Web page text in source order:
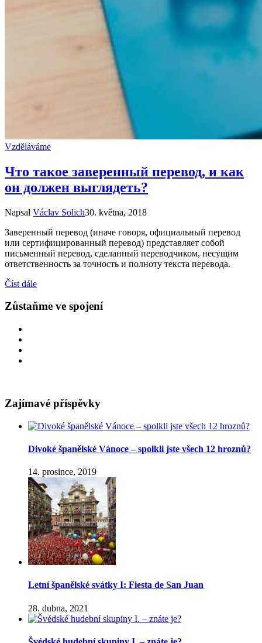
Vzděláváme
Что такое заверенный перевод, и как
он должен выглядеть?
Napsal Václav Solich30. května, 2018
Заверенный перевод (иначе говоря, официальный перевод
или сертифицированный перевод) представляет собой
письменный перевод, сделанный переводчиком, несущим
ответственность за точность и полноту текста перевода.
Číst dále
Zůstaňme ve spojení
Zajímavé příspěvky
Divoké španělské Vánoce – spolkli jste všech 12 hroznů?
14. prosince, 2019
Letní španělské svátky I: Fiesta de San Juan
28. dubna, 2021